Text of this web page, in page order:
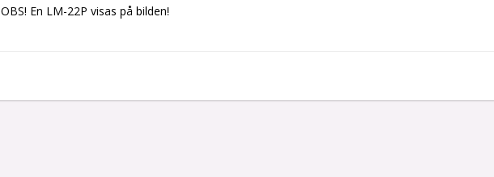
OBS! En LM-22P visas på bilden!